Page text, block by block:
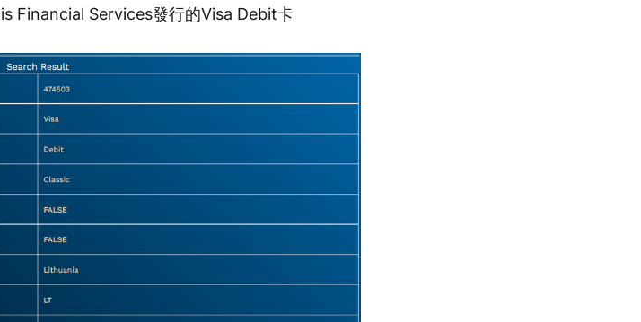
Financial Services發行的Visa Debit卡